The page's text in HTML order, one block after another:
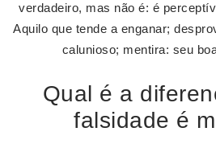
verdadeiro, mas não é: é
Aquilo que tende a enganar;
calunioso; mentira: seu
Qual é a
falsidade é